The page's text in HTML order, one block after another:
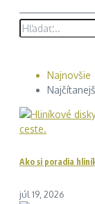
Hľadať:
Najnovšie
Ako si poradia
júl 19, 2026